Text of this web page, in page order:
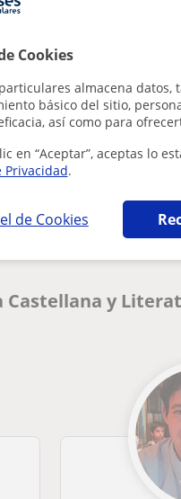
Cookies
almacena datos,
básico del sitio,
así como para
en “Aceptar”, aceptas lo
Privacidad.
de Cookies
¿Hay algún error
Castellana y